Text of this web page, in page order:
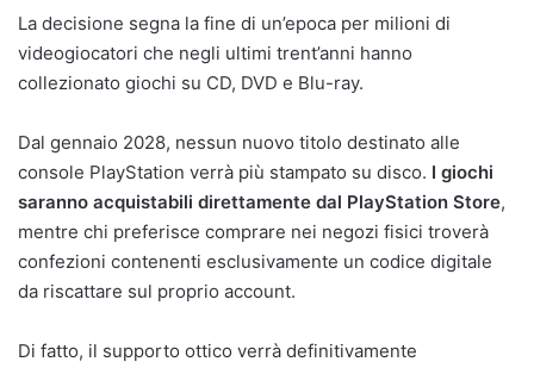
La decisione segna la fine di un’epoca per milioni di
videogiocatori che negli ultimi trent’anni hanno
collezionato giochi su CD, DVD e Blu-ray.
Dal gennaio 2028, nessun nuovo titolo destinato alle
console PlayStation verrà più stampato su disco. I giochi
saranno acquistabili direttamente dal PlayStation Store,
mentre chi preferisce comprare nei negozi fisici troverà
confezioni contenenti esclusivamente un codice digitale
da riscattare sul proprio account.
Di fatto, il supporto ottico verrà definitivamente